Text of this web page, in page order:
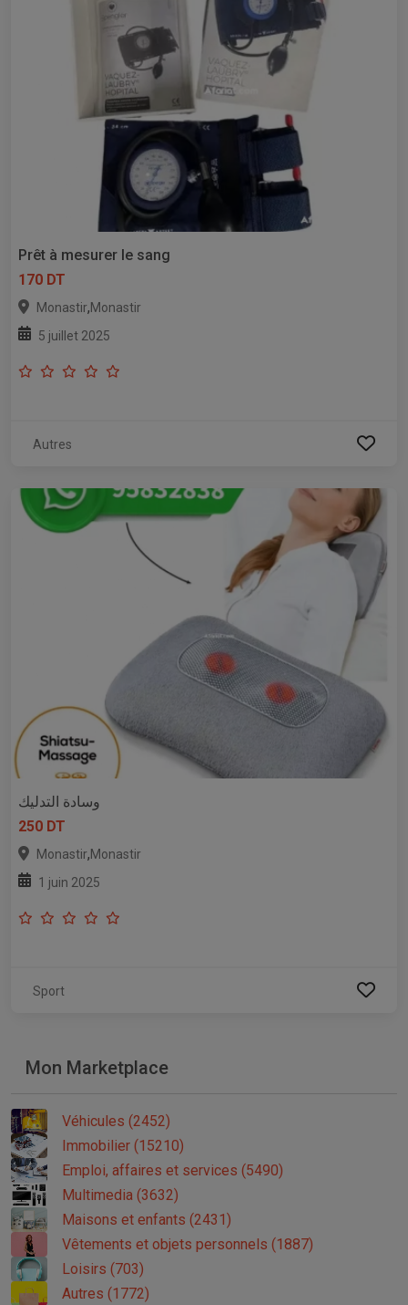
Prêt à mesurer le sang
170 DT
Monastir,Monastir
5 juillet 2025
Autres
وسادة التدليك
250 DT
Monastir,Monastir
1 juin 2025
Sport
Mon Marketplace
Véhicules (2452)
Immobilier (15210)
Emploi, affaires et services (5490)
Multimedia (3632)
Maisons et enfants (2431)
Vêtements et objets personnels (1887)
Loisirs (703)
Autres (1772)